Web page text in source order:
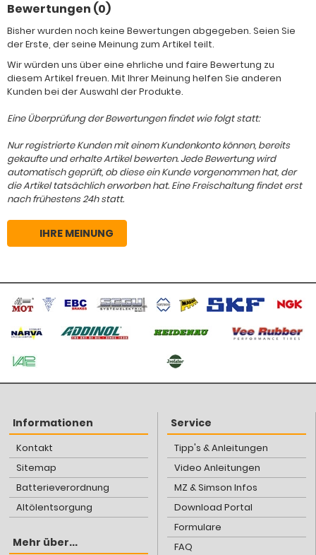
Bewertungen (0)
Bisher wurden noch keine Bewertungen abgegeben. Seien Sie
der Erste, der seine Meinung zum Artikel teilt.
Wir würden uns über eine ehrliche und faire Bewertung zu
diesem Artikel freuen. Mit Ihrer Meinung helfen Sie anderen
Kunden bei der Auswahl der Produkte.
Eine Überprüfung der Bewertungen findet wie folgt statt:
Nur registrierte Kunden mit einem Kundenkonto können, bereits
gekaufte und erhalte Artikel bewerten. Jede Bewertung wird
automatisch geprüft, ob diese ein Kunde vorgenommen hat, der
die Artikel tatsächlich erworben hat. Eine Freischaltung findet erst
nach frühestens 24h statt.
IHRE MEINUNG
Informationen
Kontakt
Sitemap
Batterieverordnung
Altölentsorgung
Mehr über...
Service
Tipp's & Anleitungen
Video Anleitungen
MZ & Simson Infos
Download Portal
Formulare
FAQ